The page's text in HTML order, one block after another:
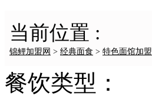
当前位置 :
锦鲤加盟网 > 经典面食 > 特色面馆加盟
餐饮类型：